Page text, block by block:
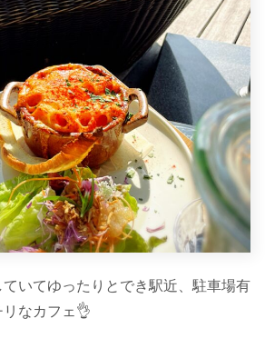
いてゆったりとでき駅近、駐車場有
なカフェ👌